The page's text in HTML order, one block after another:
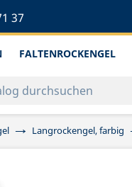
37
FALTENROCKENGEL
Langrockengel, farbig